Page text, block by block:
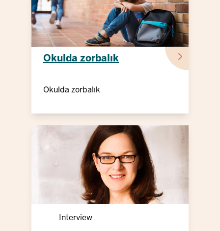
Okulda zorbalık
Okulda zorbalık
Interview